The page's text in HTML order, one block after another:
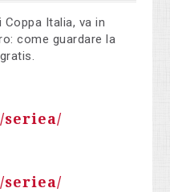
Italia, va in
come guardare la